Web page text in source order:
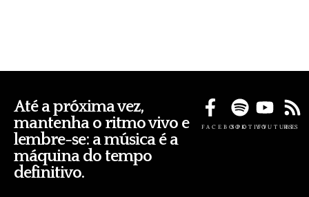
Até a próxima vez,
mantenha o ritmo vivo e
lembre-se: a música é a
máquina do tempo
definitivo.
FACEBOOKSPOTIFYYOUTUBE
RSS